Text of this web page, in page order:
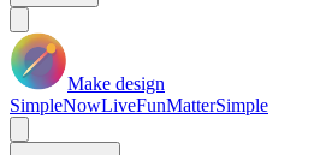
Make design
SimpleNowLiveFunMatterSimple